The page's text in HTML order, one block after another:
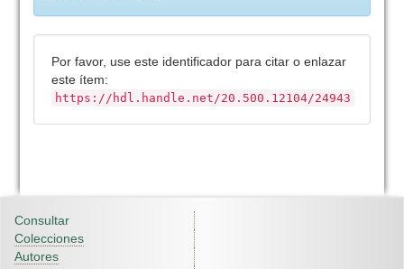
Por favor, use este identificador para citar o enlazar
este ítem:
https://hdl.handle.net/20.500.12104/24943
Consultar
Colecciones
Autores